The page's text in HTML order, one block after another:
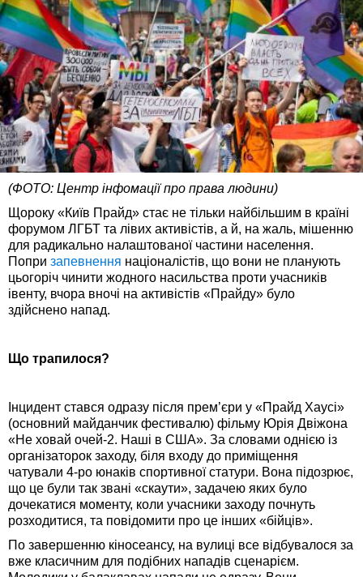
(ФОТО: Центр інфомації про права людини)
Щороку «Київ Прайд» стає не тільки найбільшим в країні
форумом ЛГБТ та лівих активістів, а й, на жаль, мішенню
для радикально налаштованої частини населення.
Попри запевнення націоналістів, що вони не планують
цьогоріч чинити жодного насильства проти учасників
івенту, вчора вночі на активістів «Прайду» було
здійснено напад.
Що трапилося?
Інцидент стався одразу після прем’єри у «Прайд Хаусі»
(основний майданчик фестивалю) фільму Юрія Двіжона
«Не ховай очей-2. Наші в США». За словами однією із
організаторок заходу, біля входу до приміщення
чатували 4-ро юнаків спортивної статури. Вона підозрює,
що це були так звані «скаути», задачею яких було
дочекатися моменту, коли учасники заходу почнуть
розходитися, та повідомити про це інших «бійців».
По завершенню кіносеансу, на вулиці все відбувалося за
вже класичним для подібних нападів сценарієм.